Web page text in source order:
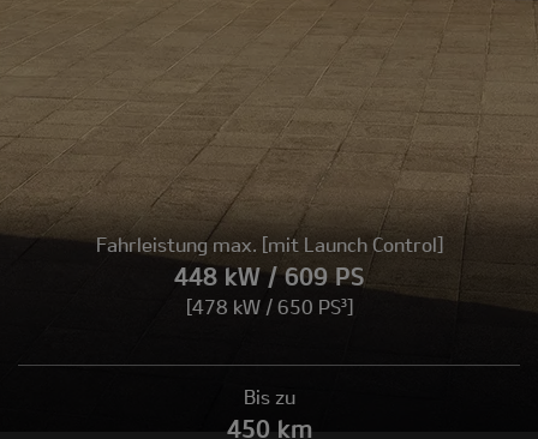
Fahrleistung max. [mit Launch Control]
448 kW / 609 PS
[478 kW / 650 PS³]
Bis zu
450 km